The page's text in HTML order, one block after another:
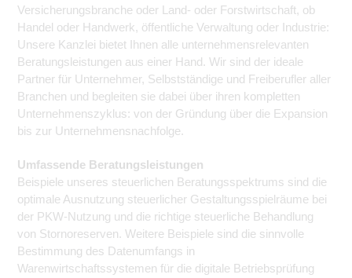
Versicherungsbranche oder Land- oder Forstwirtschaft, ob
Handel oder Handwerk, öffentliche Verwaltung oder Industrie:
Unsere Kanzlei bietet Ihnen alle unternehmensrelevanten
Beratungsleistungen aus einer Hand. Wir sind der ideale
Partner für Unternehmer, Selbstständige und Freiberufler aller
Branchen und begleiten sie dabei über ihren kompletten
Unternehmenszyklus: von der Gründung über die Expansion
bis zur Unternehmensnachfolge.
Umfassende Beratungsleistungen
Beispiele unseres steuerlichen Beratungsspektrums sind die
optimale Ausnutzung steuerlicher Gestaltungsspielräume bei
der PKW-Nutzung und die richtige steuerliche Behandlung
von Stornoreserven. Weitere Beispiele sind die sinnvolle
Bestimmung des Datenumfangs in
Warenwirtschaftssystemen für die digitale Betriebsprüfung